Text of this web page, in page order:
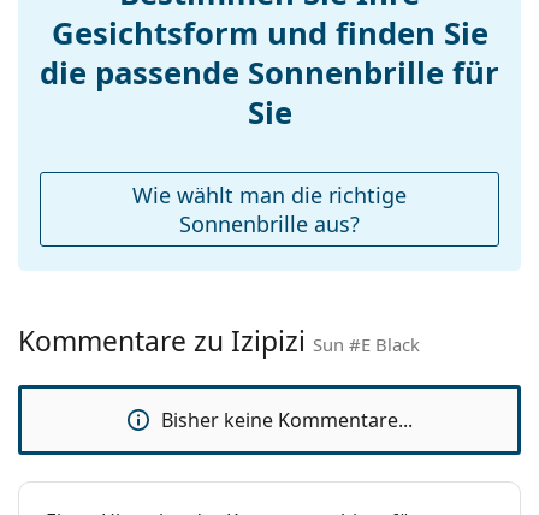
Nasenpads:
Federscharnier:
Ja
Reinigungstuch:
Nein
Marke:
Izipizi
Verwendung:
Mode
Sun #E Black
Mit Stärke
verfügbar :
Ja
Gesichtsform und finden Sie
die passende Sonnenbrille für
Sie
Wie wählt man die richtige
Sonnenbrille aus?
Kommentare zu Izipizi Sun #E Black
Bisher keine Kommentare...